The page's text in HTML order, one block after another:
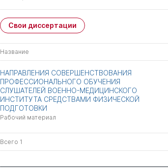
Свои диссертации
Название
НАПРАВЛЕНИЯ СОВЕРШЕНСТВОВАНИЯ
ПРОФЕССИОНАЛЬНОГО ОБУЧЕНИЯ
СЛУШАТЕЛЕЙ ВОЕННО-МЕДИЦИНСКОГО
ИНСТИТУТА СРЕДСТВАМИ ФИЗИЧЕСКОЙ
ПОДГОТОВКИ
Рабочий материал
Всего 1